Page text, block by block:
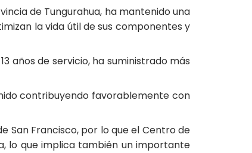
de Tungurahua, ha mantenido una
la vida útil de sus componentes y
años de servicio, ha suministrado más
contribuyendo favorablemente con
San Francisco, por lo que el Centro de
lo que implica también un importante